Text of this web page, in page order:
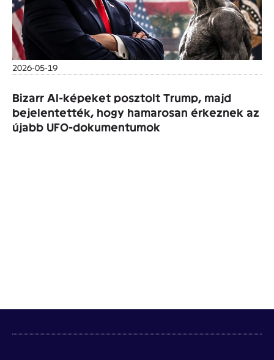
2026-05-19
Bizarr AI-képeket posztolt Trump, majd
bejelentették, hogy hamarosan érkeznek az
újabb UFO-dokumentumok